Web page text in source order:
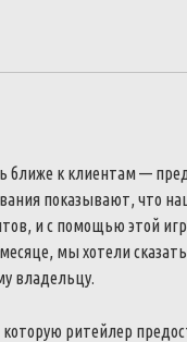
ближе к клиентам—
показывают, что
, ис помощью этой
месяце, мыхотелисказать
владельцу.
которую ритейлер